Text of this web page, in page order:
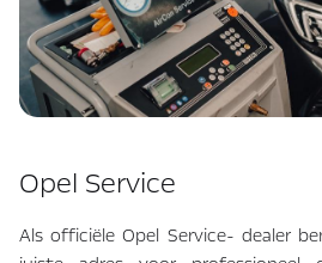
Opel Service
Als officiële Opel Service- dealer